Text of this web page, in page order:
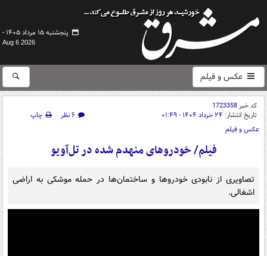
پنجشنبه ۱۵ مرداد ۱۴۰۵ -
Aug 6 2026
عکس و فیلم
کد خبر1723358
تاریخ انتشار: ۲۴ خرداد ۱۴۰۴ - ۰۱:۴۹ ۶ نظر
چاپ
عکس و فیلم
فیلم/ خودروهای منهدم شده در تل‌آویو
تصاویری از نابودی خودروها و ساختمان‌ها در حمله موشکی به اراضی
اشغالی.